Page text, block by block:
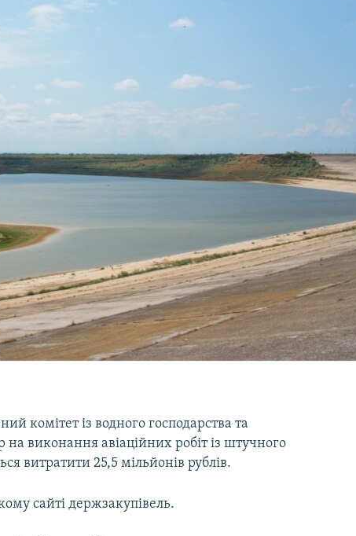
комітет із водного господарства та
на виконання авіаційних робіт із штучного
витратити 25,5 мільйонів рублів.
сайті держзакупівель.